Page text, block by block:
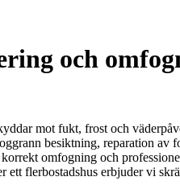
och
mot fukt, frost och
besiktning, reparation av
omfogning och
flerbostadshus erbjuder vi